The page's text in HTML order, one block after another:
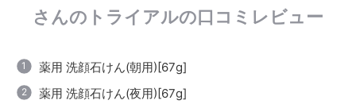
さんのトライアルの口コミレビュー
薬用 洗顔石けん(朝用)[67g]
薬用 洗顔石けん(夜用)[67g]